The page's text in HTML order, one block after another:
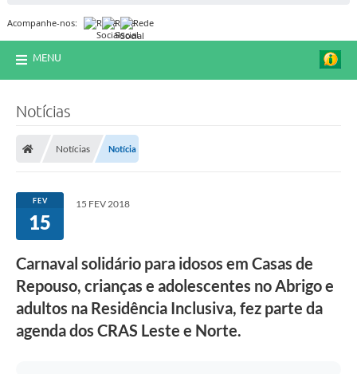
Acompanhe-nos:
MENU
Notícias
Notícias Notícia
FEV
15
15 FEV 2018
Carnaval solidário para idosos em Casas de
Repouso, crianças e adolescentes no Abrigo e
adultos na Residência Inclusiva, fez parte da
agenda dos CRAS Leste e Norte.